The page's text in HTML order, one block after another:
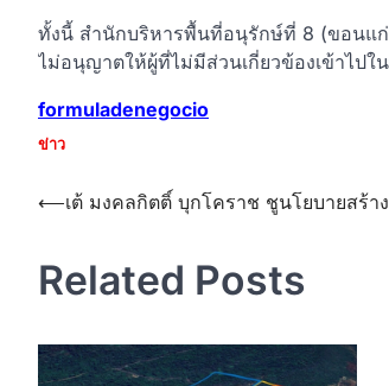
ทั้งนี้ สำนักบริหารพื้นที่อนุรักษ์ที่ 8 (ขอนแก่
ไม่อนุญาตให้ผู้ที่ไม่มีส่วนเกี่ยวข้องเข้าไปใ
formuladenegocio
ข่าว
Post
⟵เต้ มงคลกิตติ์ บุกโคราช ชูนโยบายสร้า
Related Posts